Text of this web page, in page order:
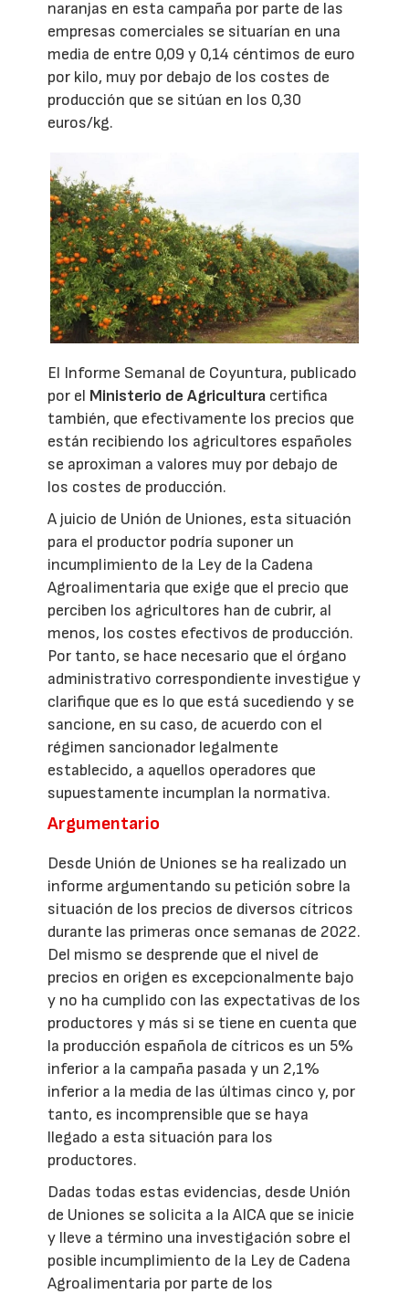
naranjas en esta campaña por parte de las
empresas comerciales se situarían en una
media de entre 0,09 y 0,14 céntimos de euro
por kilo, muy por debajo de los costes de
producción que se sitúan en los 0,30
euros/kg.
El Informe Semanal de Coyuntura, publicado
por el Ministerio de Agricultura certifica
también, que efectivamente los precios que
están recibiendo los agricultores españoles
se aproximan a valores muy por debajo de
los costes de producción.
A juicio de Unión de Uniones, esta situación
para el productor podría suponer un
incumplimiento de la Ley de la Cadena
Agroalimentaria que exige que el precio que
perciben los agricultores han de cubrir, al
menos, los costes efectivos de producción.
Por tanto, se hace necesario que el órgano
administrativo correspondiente investigue y
clarifique que es lo que está sucediendo y se
sancione, en su caso, de acuerdo con el
régimen sancionador legalmente
establecido, a aquellos operadores que
supuestamente incumplan la normativa.
Argumentario
Desde Unión de Uniones se ha realizado un
informe argumentando su petición sobre la
situación de los precios de diversos cítricos
durante las primeras once semanas de 2022.
Del mismo se desprende que el nivel de
precios en origen es excepcionalmente bajo
y no ha cumplido con las expectativas de los
productores y más si se tiene en cuenta que
la producción española de cítricos es un 5%
inferior a la campaña pasada y un 2,1%
inferior a la media de las últimas cinco y, por
tanto, es incomprensible que se haya
llegado a esta situación para los
productores.
Dadas todas estas evidencias, desde Unión
de Uniones se solicita a la AICA que se inicie
y lleve a término una investigación sobre el
posible incumplimiento de la Ley de Cadena
Agroalimentaria por parte de los